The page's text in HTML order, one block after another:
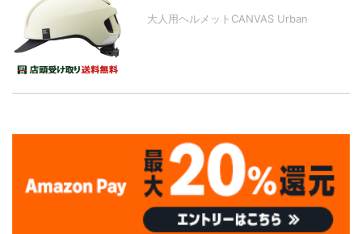
大人用ヘルメットCANVAS Urban